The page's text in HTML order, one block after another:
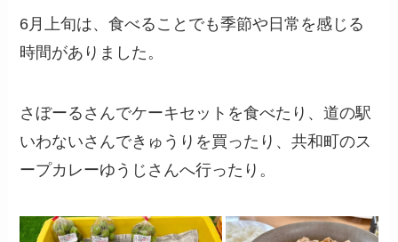
6月上旬は、食べることでも季節や日常を感じる
時間がありました。
さぼーるさんでケーキセットを食べたり、道の駅
いわないさんできゅうりを買ったり、共和町のス
ープカレーゆうじさんへ行ったり。